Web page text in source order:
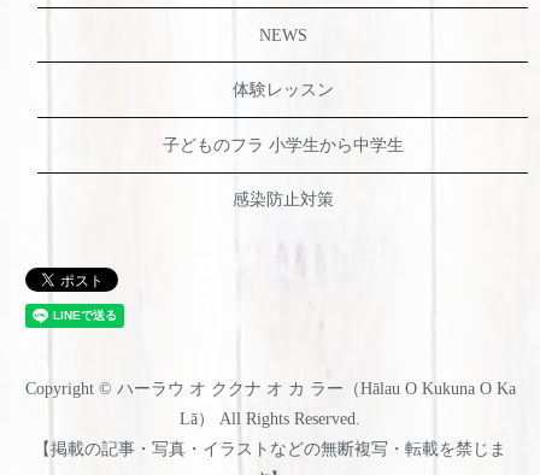
NEWS
体験レッスン
子どものフラ 小学生から中学生
感染防止対策
Copyright © ハーラウ オ ククナ オ カ ラー（Hālau O Kukuna O Ka
Lā） All Rights Reserved.
【掲載の記事・写真・イラストなどの無断複写・転載を禁じま